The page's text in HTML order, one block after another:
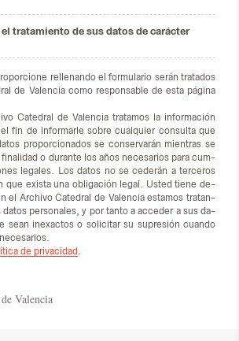
tratamiento de sus datos de carácter
re­lle­nan­do el for­mu­la­rio se­rán tra­ta­dos
de Va­len­cia como res­pon­sa­ble de esta pá­gi­na
Ca­te­dral de Va­len­cia tra­ta­mos la in­for­ma­ción
fin de in­for­mar­le so­bre cual­quier con­sul­ta que
pro­por­cio­na­dos se con­ser­va­rán mien­tras se
fi­na­li­dad o du­ran­te los años ne­ce­sa­rios para cum­
le­ga­les. Los da­tos no se ce­de­rán a ter­ce­ros
que exis­ta una obli­ga­ción le­gal. Us­ted tie­ne de­
el Ar­chi­vo Ca­te­dral de Va­len­cia es­ta­mos tra­tan­
da­tos per­so­na­les, y por tan­to a ac­ce­der a sus da­
sean inexac­tos o so­li­ci­tar su su­pre­sión cuan­do
de privacidad
Va­len­cia